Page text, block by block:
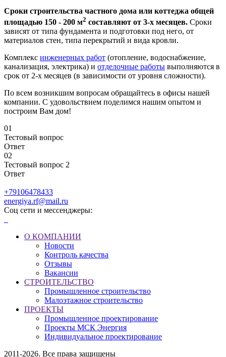
Сроки строительства частного дома или коттеджа общей
площадью 150 - 200 м2 составляют от 3-х месяцев. Сроки
зависят от типа фундамента и подготовки под него, от
материалов стен, типа перекрытий и вида кровли.
Комплекс инженерных работ (отопление, водоснабжение,
канализация, электрика) и отделочные работы выполняются в
срок от 2-х месяцев (в зависимости от уровня сложности).
По всем возникшим вопросам обращайтесь в офисы нашей
компании. С удовольствием поделимся нашим опытом и
построим Вам дом!
01
Тестовый вопрос
Ответ
02
Тестовый вопрос 2
Ответ
+79106478433
energiya.rf@mail.ru
Соц сети и мессенджеры:
О КОМПАНИИ
Новости
Контроль качества
Отзывы
Вакансии
СТРОИТЕЛЬСТВО
Промышленное строительство
Малоэтажное строительство
ПРОЕКТЫ
Промышленное проектирование
Проекты МСК Энергия
Индивидуальное проектирование
2011-2026. Все права защищены